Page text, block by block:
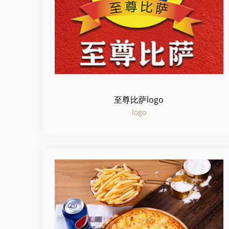
至尊比萨logo
logo